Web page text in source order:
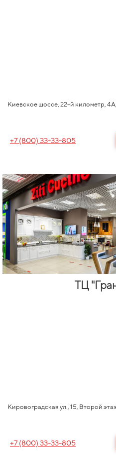
Киевское шоссе, 22-й километр, 4А,
+7 (800) 33-33-805
ТЦ
Кировоградская ул., 15, Второй
+7 (800) 33-33-805